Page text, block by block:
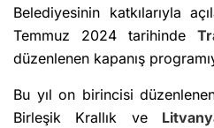
Belediyesinin katkılarıyla
Temmuz 2024 tarihinde
düzenlenen kapanış
Bu yıl on birincisi
Birleşik Krallık ve